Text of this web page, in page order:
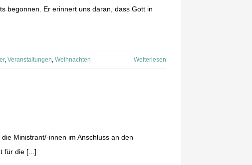
begonnen. Er erinnert uns daran, dass Gott in
, Veranstaltungen, Weihnachten Weiterlesen
Ministrant/-innen im Anschluss an den
für die [...]